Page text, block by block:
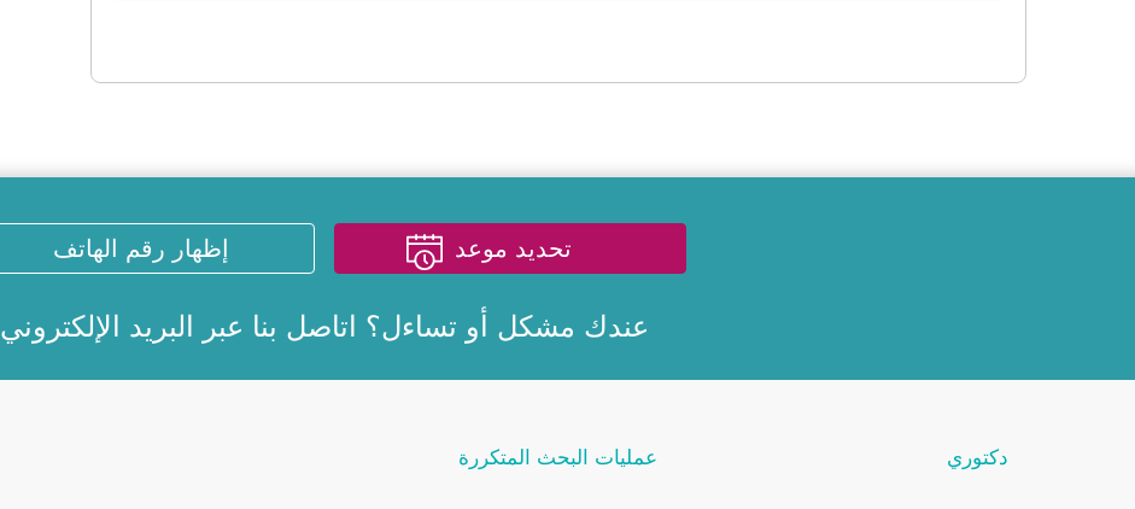
تحديد موعد إظهار رقم الهاتف
عندك مشكل أو تساءل؟ اتاصل بنا عبر البريد الإلكتروني
دكتوري عمليات البحث المتكررة